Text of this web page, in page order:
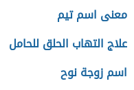
معنى اسم تيم
علاج التهاب الحلق للحامل
اسم زوجة نوح